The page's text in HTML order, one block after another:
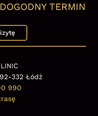
TERMIN
332 Łódź
990